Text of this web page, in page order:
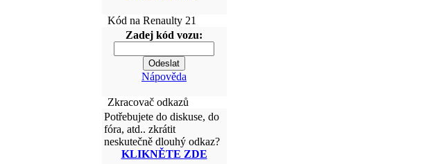
Kód na Renaulty 21
Zadej kód vozu:
Nápověda
Zkracovač odkazů
Potřebujete do diskuse, do
fóra, atd.. zkrátit
neskutečně dlouhý odkaz?
KLIKNĚTE ZDE